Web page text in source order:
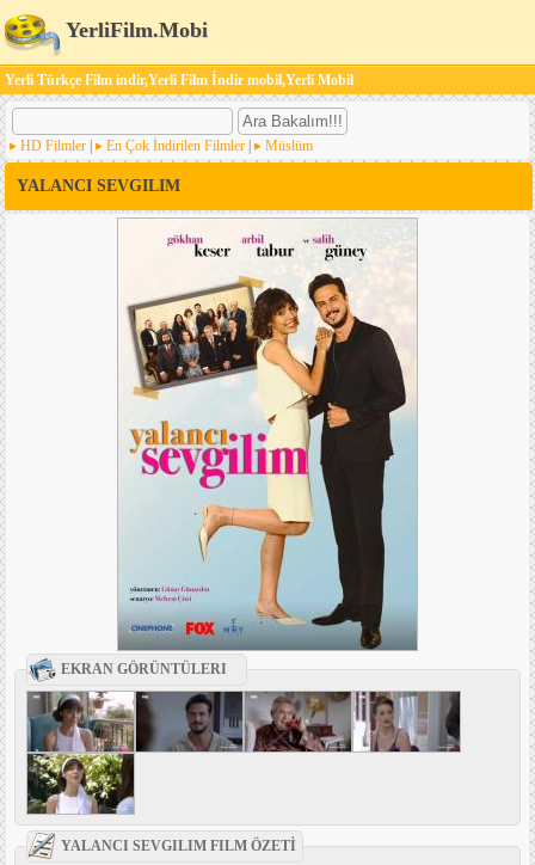
YerliFilm.Mobi
Yerli Türkçe Film indir,Yerli Film İndir mobil,Yerli Mobil
HD Filmler En Çok İndirilen Filmler Müslüm
YALANCI SEVGILIM
EKRAN GÖRÜNTÜLERI
YALANCI SEVGILIM FILM ÖZETİ